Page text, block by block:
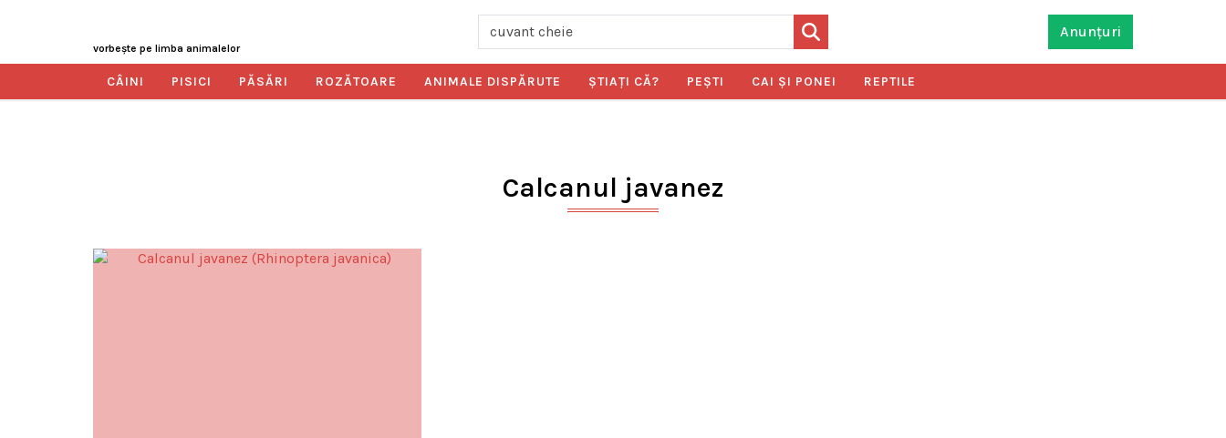
vorbeşte pe limba animalelor
Anunțuri
CÂINI PISICI PĂSĂRI ROZĂTOARE ANIMALE DISPĂRUTE ŞTIAŢI CĂ? PEŞTI CAI ŞI PONEI REPTILE
Calcanul javanez